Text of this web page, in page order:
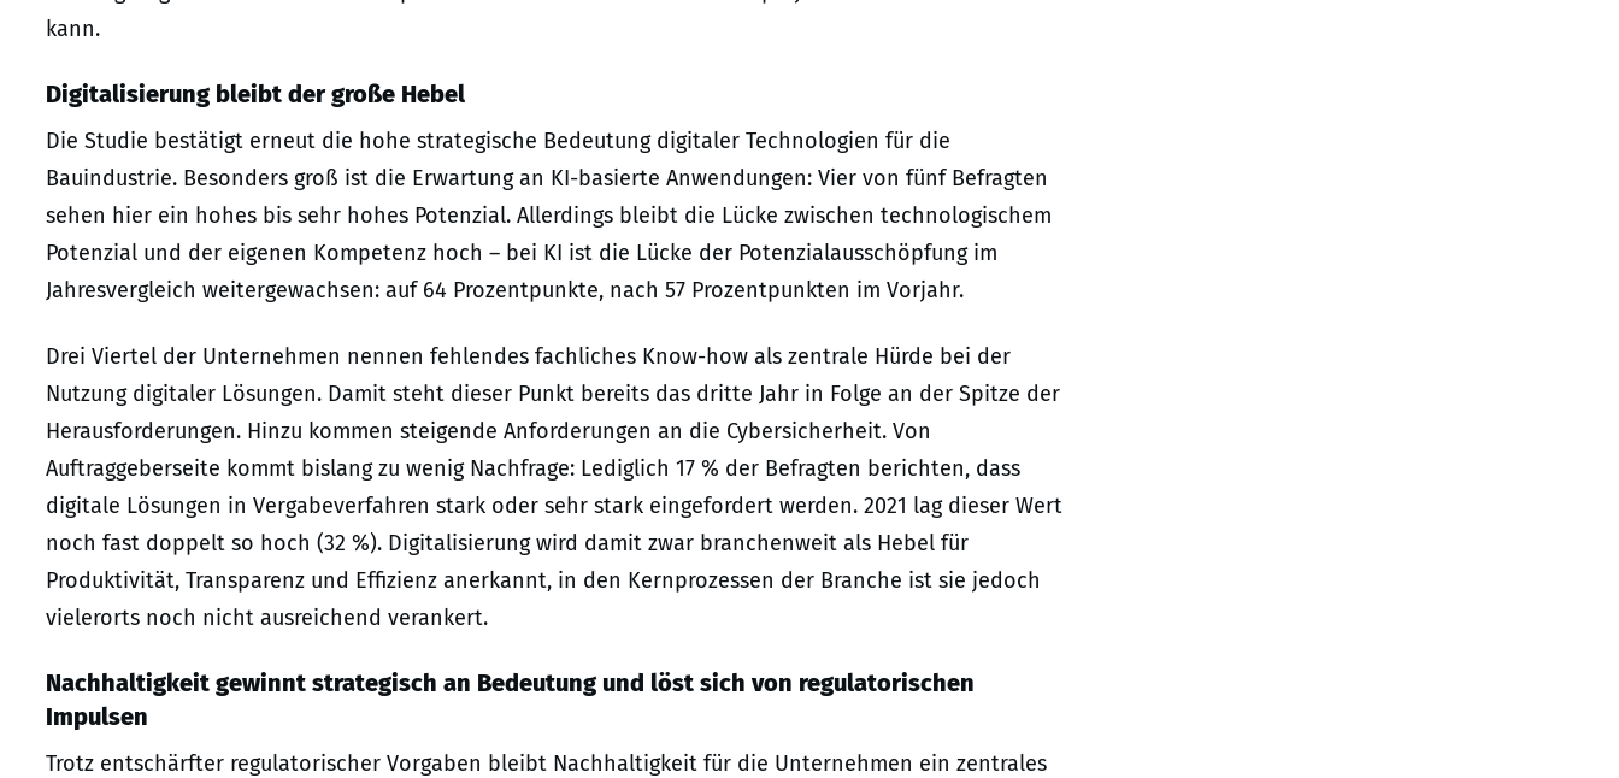
kann.
Digitalisierung bleibt der große Hebel
Die Studie bestätigt erneut die hohe strategische Bedeutung digitaler Technologien für die
Bauindustrie. Besonders groß ist die Erwartung an KI-basierte Anwendungen: Vier von fünf Befragten
sehen hier ein hohes bis sehr hohes Potenzial. Allerdings bleibt die Lücke zwischen technologischem
Potenzial und der eigenen Kompetenz hoch – bei KI ist die Lücke der Potenzialausschöpfung im
Jahresvergleich weitergewachsen: auf 64 Prozentpunkte, nach 57 Prozentpunkten im Vorjahr.
Drei Viertel der Unternehmen nennen fehlendes fachliches Know-how als zentrale Hürde bei der
Nutzung digitaler Lösungen. Damit steht dieser Punkt bereits das dritte Jahr in Folge an der Spitze der
Herausforderungen. Hinzu kommen steigende Anforderungen an die Cybersicherheit. Von
Auftraggeberseite kommt bislang zu wenig Nachfrage: Lediglich 17 % der Befragten berichten, dass
digitale Lösungen in Vergabeverfahren stark oder sehr stark eingefordert werden. 2021 lag dieser Wert
noch fast doppelt so hoch (32 %). Digitalisierung wird damit zwar branchenweit als Hebel für
Produktivität, Transparenz und Effizienz anerkannt, in den Kernprozessen der Branche ist sie jedoch
vielerorts noch nicht ausreichend verankert.
Nachhaltigkeit gewinnt strategisch an Bedeutung und löst sich von regulatorischen
Impulsen
Trotz entschärfter regulatorischer Vorgaben bleibt Nachhaltigkeit für die Unternehmen ein zentrales